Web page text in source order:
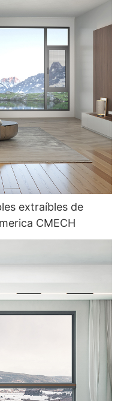
extraíbles de
CMECH